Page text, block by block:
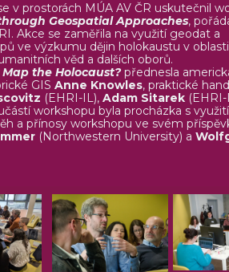
v prostorách MÚA AV ČR uskutečnil
Geospatial Approaches,
Akce se zaměřila na využití geodat a
ve výzkumu dějin holokaustu v oblasti
věd a dalších oborů.
Map the Holocaust?přednesla
GIS Anne Knowles, praktické
(EHRI-IL), Adam Sitarek
workshopu byla procházka s
a přínosy workshopu ve svém
(Northwestern University) a